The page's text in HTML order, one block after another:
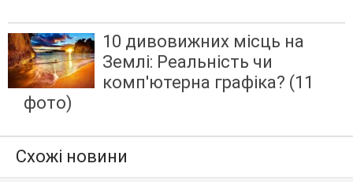
10 дивовижних місць на
Землі: Реальність чи
комп'ютерна графіка? (11
фото)
Схожі новини